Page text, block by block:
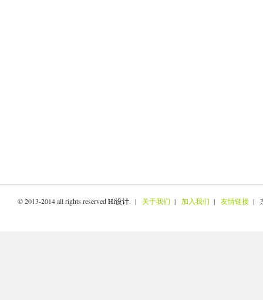
© 2013-2014 all rights reservedHi设计. | 关于我们 | 加入我们 | 友情链接 |